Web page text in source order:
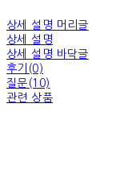
상세 설명 머리글
상세 설명
상세 설명 바닥글
후기(0)
질문(10)
관련 상품